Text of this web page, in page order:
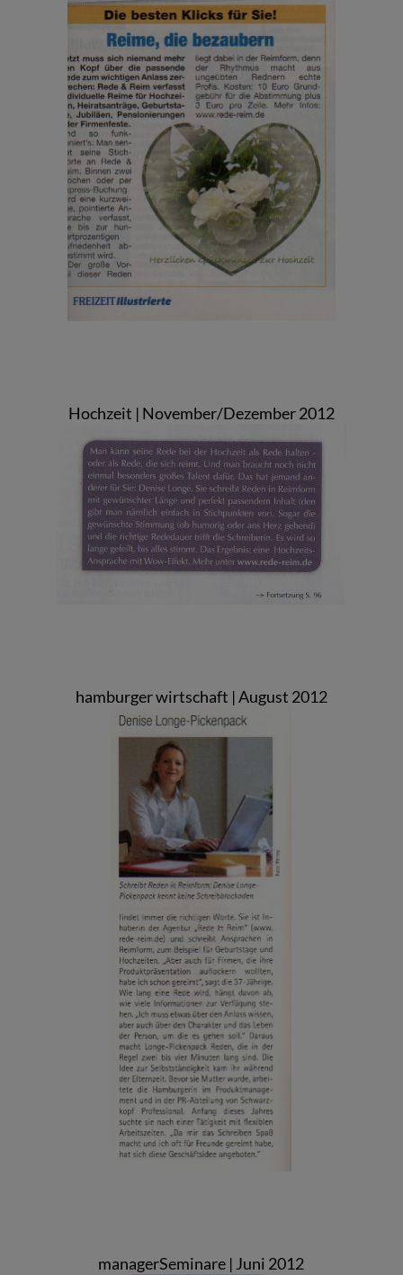
Hochzeit | November/Dezember 2012
hamburger wirtschaft | August 2012
managerSeminare | Juni 2012